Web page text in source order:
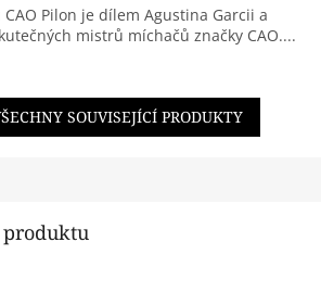
Pilon je dílem Agustina Garcii a
mistrů míchačů značky CAO....
SOUVISEJÍCÍ PRODUKTY